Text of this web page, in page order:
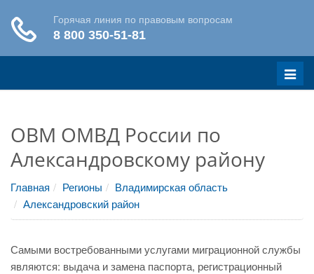
Меню
ОВМ ОМВД России по
Александровскому району
Главная Регионы
Владимирская область
Александровский район
Самыми востребованными услугами миграционной службы
являются: выдача и замена паспорта, регистрационный